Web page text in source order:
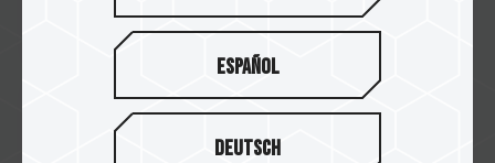
May / 2015
Best Choice Award 2015
Español
Deutsch